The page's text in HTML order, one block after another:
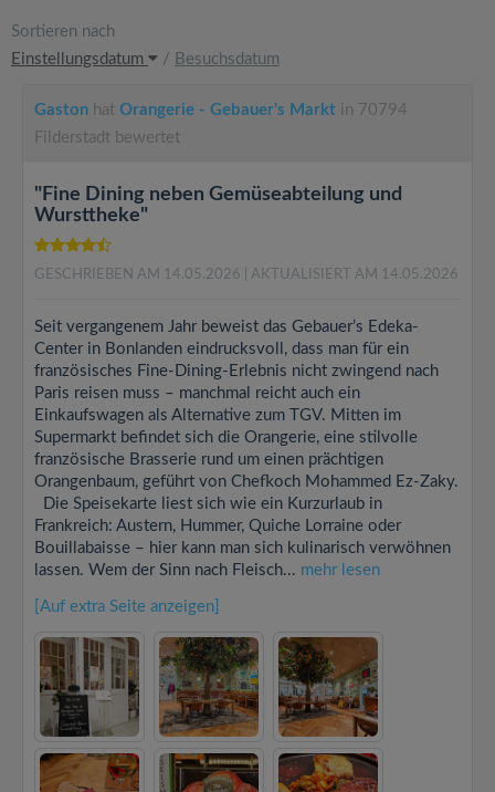
Sortieren nach
Einstellungsdatum
/ Besuchsdatum
Gaston hat Orangerie - Gebauer's Markt in 70794
Filderstadt bewertet
"Fine Dining neben Gemüseabteilung und
Wursttheke"
GESCHRIEBEN AM 14.05.2026 | AKTUALISIERT AM 14.05.2026
Seit vergangenem Jahr beweist das Gebauer’s Edeka-
Center in Bonlanden eindrucksvoll, dass man für ein
französisches Fine-Dining-Erlebnis nicht zwingend nach
Paris reisen muss – manchmal reicht auch ein
Einkaufswagen als Alternative zum TGV. Mitten im
Supermarkt befindet sich die Orangerie, eine stilvolle
französische Brasserie rund um einen prächtigen
Orangenbaum, geführt von Chefkoch Mohammed Ez-Zaky.
Die Speisekarte liest sich wie ein Kurzurlaub in
Frankreich: Austern, Hummer, Quiche Lorraine oder
Bouillabaisse – hier kann man sich kulinarisch verwöhnen
lassen. Wem der Sinn nach Fleisch... mehr lesen
[Auf extra Seite anzeigen]